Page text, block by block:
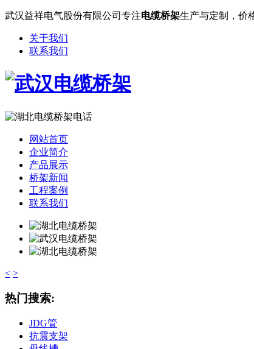
武汉益祥电气股份有限公司专注电缆桥架生产与定制，价
关于我们
联系我们
网站首页
企业简介
产品展示
桥架新闻
工程案例
联系我们
< >
热门搜索:
JDG管
抗震支架